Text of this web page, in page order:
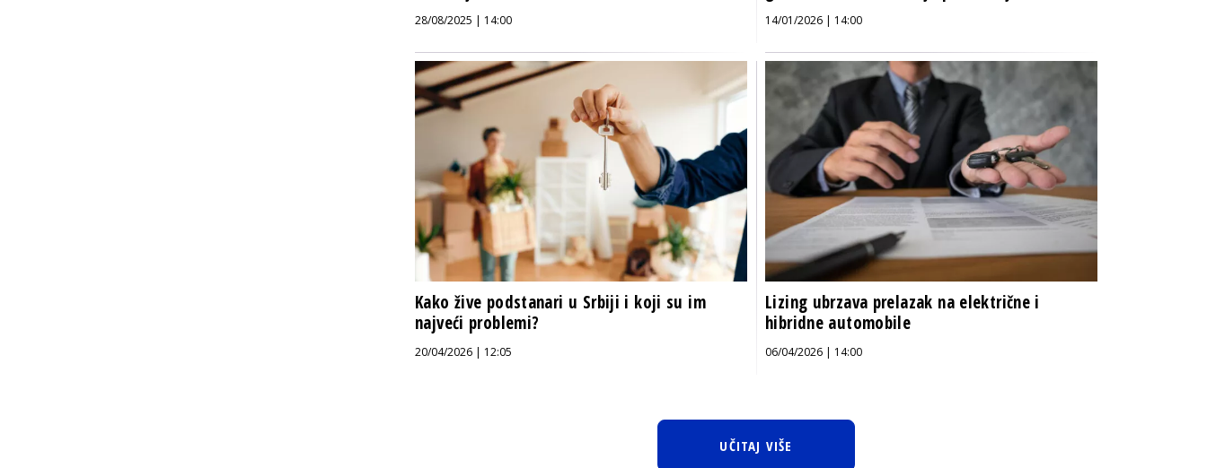
28/08/2025 | 14:00 14/01/2026 | 14:00
Kako žive podstanari u Srbiji i koji su im
najveći problemi?
20/04/2026 | 12:05
Lizing ubrzava prelazak na električne i
hibridne automobile
06/04/2026 | 14:00
UČITAJ VIŠE